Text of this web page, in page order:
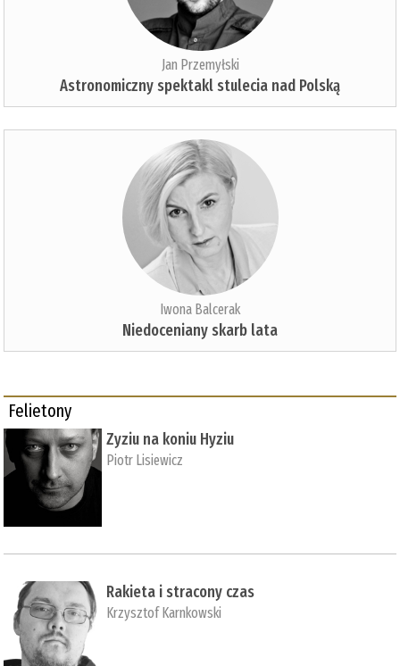
Jan Przemyłski
Astronomiczny spektakl stulecia nad Polską
Iwona Balcerak
Niedoceniany skarb lata
Felietony
Zyziu na koniu Hyziu
Piotr Lisiewicz
Rakieta i stracony czas
Krzysztof Karnkowski